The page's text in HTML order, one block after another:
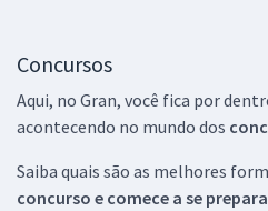
Concursos
Aqui, no Gran, você fica por
acontecendo no mundo dos
Saiba quais são as melhores
concurso e comece a se